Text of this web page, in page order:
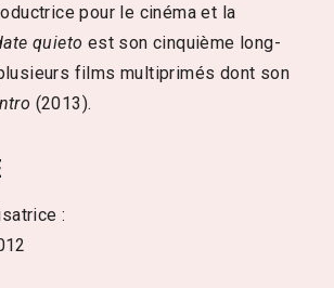
pour le cinéma et la
quieto est son cinquième long-
films multiprimés dont son
(2013).
: